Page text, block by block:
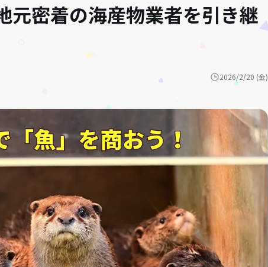
元密着の海産物業者を引き継
2026/2/20 (金)